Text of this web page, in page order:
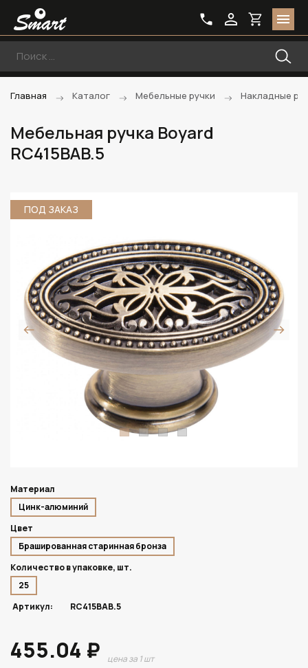
Главная Каталог Мебельные ручки Накладные
Мебельная ручка Boyard
RC415BAB.5
ПОД ЗАКАЗ
Материал
Цинк-алюминий
Цвет
Брашированная старинная бронза
Количество в упаковке, шт.
25
Артикул:
RC415BAB.5
455.04 ₽ цена за 1 шт